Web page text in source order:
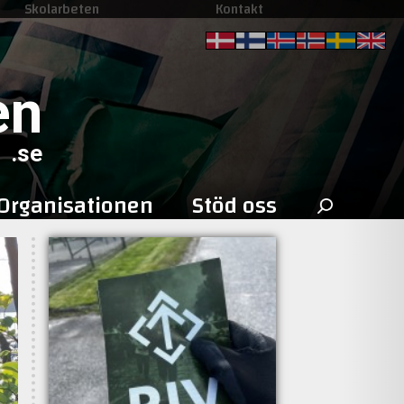
Skolarbeten Kontakt
.se
Stöd oss Sök
efter: